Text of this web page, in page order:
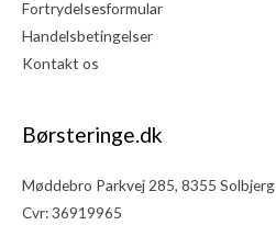
Fortrydelsesformular
Handelsbetingelser
Kontakt os
Børsteringe.dk
Møddebro Parkvej 285, 8355 Solbjerg
Cvr: 36919965